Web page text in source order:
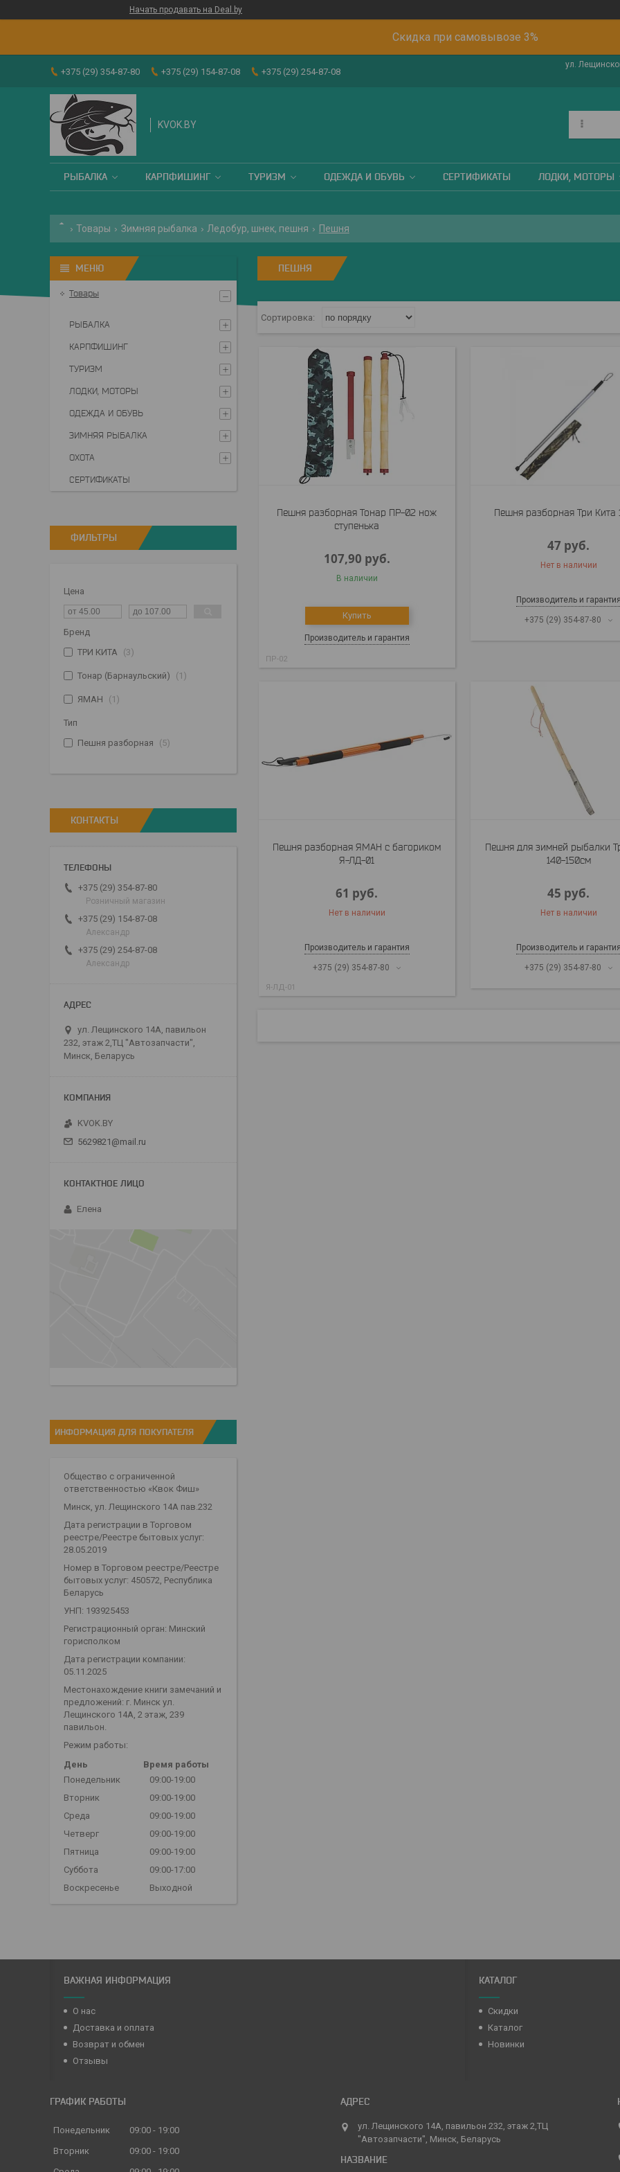
Начать продавать на Deal.by
Скидка при самовывозе 3%
+375 (29) 354-87-80 +375 (29) 154-87-08 +375 (29) 254-87-08
ул.
KVOK.BY
РЫБАЛКА КАРПФИШИНГ ТУРИЗМ ОДЕЖДА И ОБУВЬ СЕРТИФИКАТЫ ЛОДКИ, МОТОРЫ
Товары Зимняя рыбалка Ледобур, шнек, пешня Пешня
ПЕШНЯ
Пешня разборная Тонар ПР-02 нож
ступенька
107,90 руб.
В наличии
Купить
Производитель и гарантия
ПР-02
Пешня разборная Три Кита
47 руб.
Нет в наличии
Производитель и
+375 (29) 354-87-80
Пешня разборная ЯМАН с багориком
Я-ЛД-01
61 руб.
Нет в наличии
Производитель и гарантия
+375 (29) 354-87-80
Я-ЛД-01
Пешня для зимней рыбалки
140-150см
45 руб.
Нет в наличии
Производитель и
+375 (29) 354-87-80
Товары
РЫБАЛКА
КАРПФИШИНГ
ТУРИЗМ
ЛОДКИ, МОТОРЫ
ОДЕЖДА И ОБУВЬ
ЗИМНЯЯ РЫБАЛКА
ОХОТА
СЕРТИФИКАТЫ
ФИЛЬТРЫ
Цена
Бренд
ТРИ КИТА
3
Тонар (Барнаульский) 1
ЯМАН 1
Тип
Пешня разборная
5
КОНТАКТЫ
+375 (29) 354-87-80
Розничный магазин
+375 (29) 154-87-08
Александр
+375 (29) 254-87-08
Александр
ул. Лещинского 14А, павильон
232, этаж 2,ТЦ "Автозапчасти",
Минск, Беларусь
KVOK.BY
5629821@mail.ru
Елена
ИНФОРМАЦИЯ ДЛЯ ПОКУПАТЕЛЯ
Общество с ограниченной
ответственностью «Квок Фиш»
Минск, ул. Лещинского 14А пав.232
Дата регистрации в Торговом
реестре/Реестре бытовых услуг:
28.05.2019
Номер в Торговом реестре/Реестре
бытовых услуг: 450572, Республика
Беларусь
УНП: 193925453
Регистрационный орган: Минский
горисполком
Дата регистрации компании:
05.11.2025
Местонахождение книги замечаний и
предложений: г. Минск ул.
Лещинского 14А, 2 этаж, 239
павильон.
Режим работы:
День
Время работы
Понедельник
09:00-19:00
Вторник
09:00-19:00
Среда
09:00-19:00
Четверг
09:00-19:00
Пятница
09:00-19:00
Суббота
09:00-17:00
Воскресенье
Выходной
ВАЖНАЯ ИНФОРМАЦИЯ
О нас
Доставка и оплата
Возврат и обмен
Отзывы
КАТАЛОГ
Скидки
Каталог
Новинки
ГРАФИК РАБОТЫ
Понедельник 09:00
19:00
Вторник
09:00
19:00
ул. Лещинского 14А, павильон 232, этаж 2,ТЦ
"Автозапчасти", Минск, Беларусь